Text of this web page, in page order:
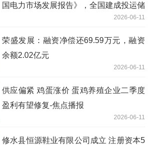
国电力市场发展报告》，全国建成投运储
2026-06-11
荣盛发展：融资净偿还69.59万元，融资
余额2.02亿元
2026-06-11
供应偏紧 鸡蛋涨价 蛋鸡养殖企业二季度
盈利有望修复-焦点播报
2026-06-11
修水县恒源鞋业有限公司成立 注册资本5